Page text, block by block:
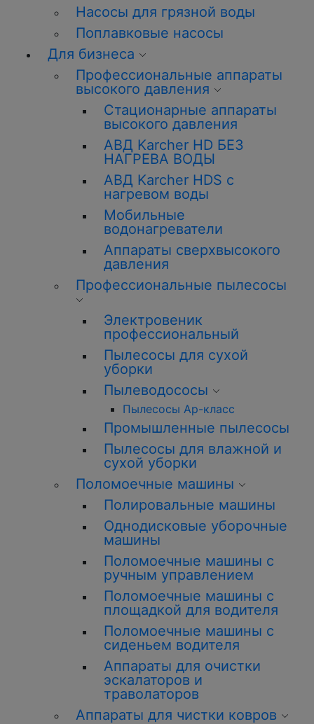
Насосы для грязной воды
Поплавковые насосы
Для бизнеса
Профессиональные аппараты
высокого давления
Стационарные аппараты
высокого давления
АВД Karcher HD БЕЗ
НАГРЕВА ВОДЫ
АВД Karcher HDS с
нагревом воды
Мобильные
водонагреватели
Аппараты сверхвысокого
давления
Профессиональные пылесосы
Электровеник
профессиональный
Пылесосы для сухой
уборки
Пылеводососы
Пылесосы Ар-класс
Промышленные пылесосы
Пылесосы для влажной и
сухой уборки
Поломоечные машины
Полировальные машины
Однодисковые уборочные
машины
Поломоечные машины с
ручным управлением
Поломоечные машины с
площадкой для водителя
Поломоечные машины с
сиденьем водителя
Аппараты для очистки
эскалаторов и
траволаторов
Аппараты для чистки ковров